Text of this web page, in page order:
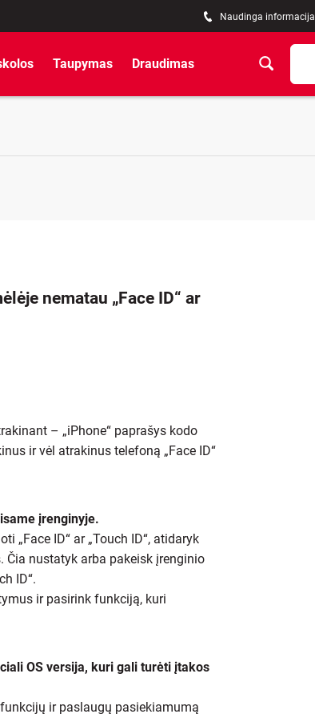
Naudinga informacija
Taupymas Draudimas
nematau „Face ID“ ar
– „iPhone“ paprašys kodo
ir vėl atrakinus telefoną „Face ID“
įrenginyje.
„Face ID“ ar „Touch ID“, atidaryk
Čia nustatyk arba pakeisk įrenginio
ID“.
ir pasirink funkciją, kuri
OS versija, kuri gali turėti įtakos
ir paslaugų pasiekiamumą